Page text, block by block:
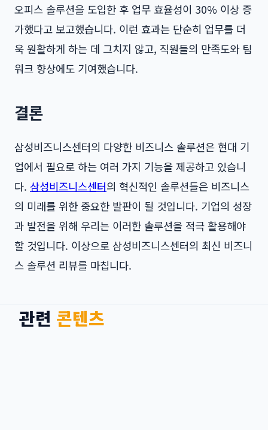
오피스 솔루션을 도입한 후 업무 효율성이 30% 이상 증
가했다고 보고했습니다. 이런 효과는 단순히 업무를 더
욱 원활하게 하는 데 그치지 않고, 직원들의 만족도와 팀
워크 향상에도 기여했습니다.
결론
삼성비즈니스센터의 다양한 비즈니스 솔루션은 현대 기
업에서 필요로 하는 여러 가지 기능을 제공하고 있습니
다. 삼성비즈니스센터의 혁신적인 솔루션들은 비즈니스
의 미래를 위한 중요한 발판이 될 것입니다. 기업의 성장
과 발전을 위해 우리는 이러한 솔루션을 적극 활용해야
할 것입니다. 이상으로 삼성비즈니스센터의 최신 비즈니
스 솔루션 리뷰를 마칩니다.
관련 콘텐츠